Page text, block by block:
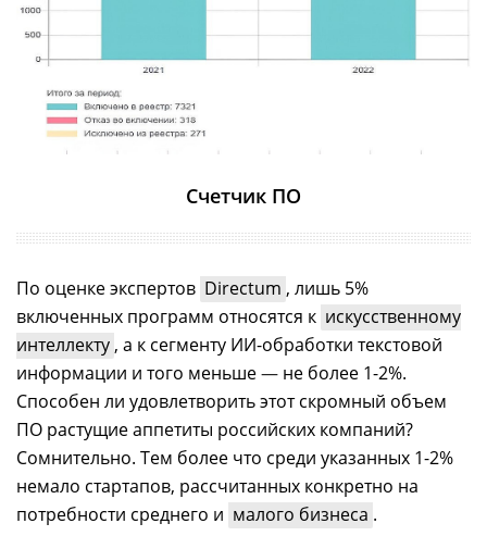
Счетчик ПО
По оценке экспертов Directum , лишь 5%
включенных программ относятся к искусственному
интеллекту , а к сегменту ИИ-обработки текстовой
информации и того меньше— не более 1-2%.
Способен ли удовлетворить этот скромный объем
ПО растущие аппетиты российских компаний?
Сомнительно. Тем более что среди указанных 1-2%
немало стартапов, рассчитанных конкретно на
потребности среднего и малого бизнеса .